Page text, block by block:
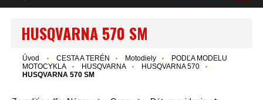
HUSQVARNA 570 SM
Úvod CESTA A TERÉN Motodiely
PODĽA MODELU
MOTOCYKLA
HUSQVARNA
HUSQVARNA 570
HUSQVARNA 570 SM